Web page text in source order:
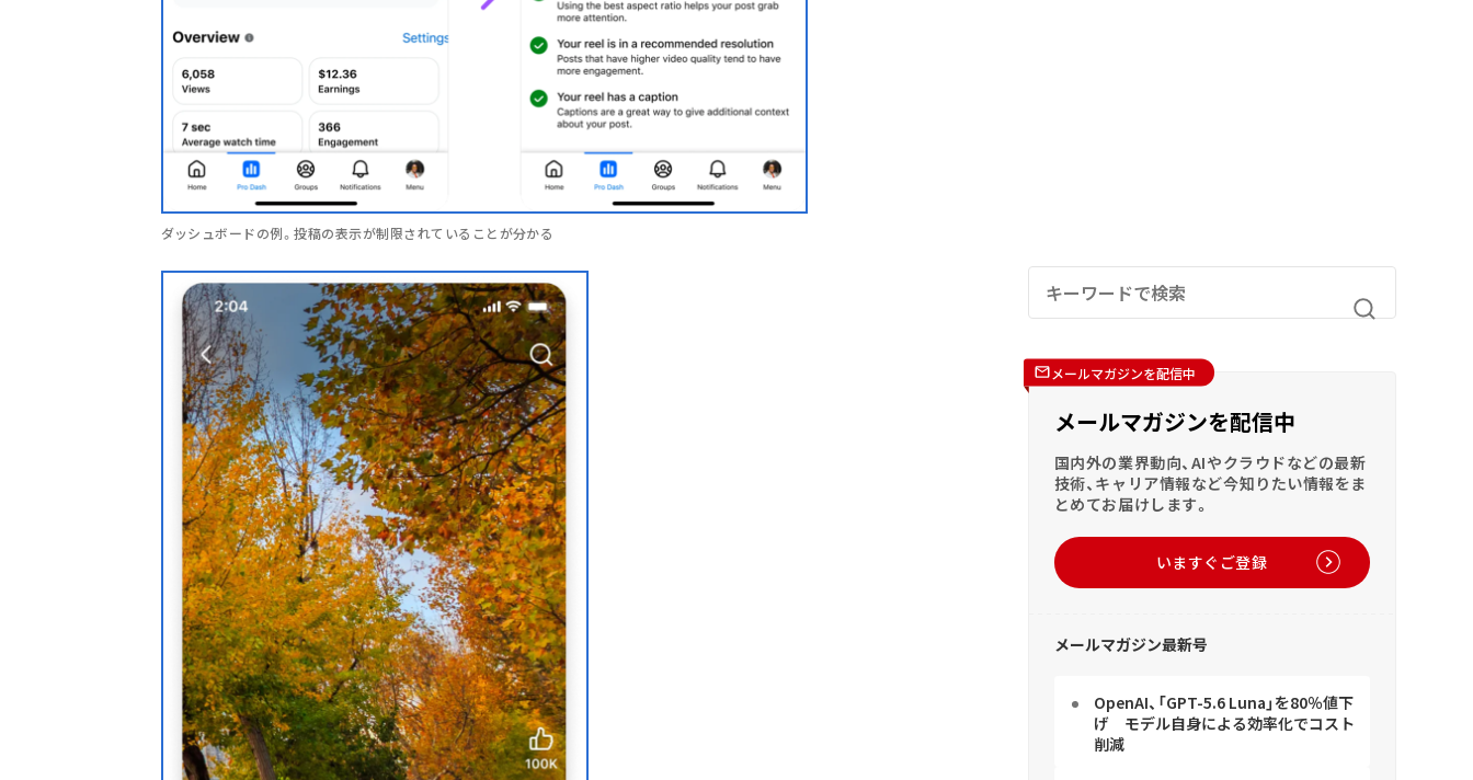
ダッシュボードの例。投稿の表示が制限されていることが分かる
メールマガジンを配信中
メールマガジンを配信中
国内外の業界動向、AIやクラウドなどの最新
技術、キャリア情報など今知りたい情報をま
とめてお届けします。
いますぐご登録
メールマガジン最新号
OpenAI、「GPT-5.6 Luna」を80％値下
げ モデル自身による効率化でコスト
削減